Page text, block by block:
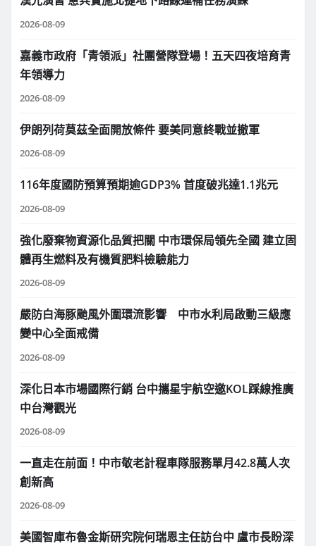
2026-08-09
嘉義市政府「青領派」社團營隊登場！五天四夜培育青
年領導力
2026-08-09
伊朗列荷莫茲全面開放條件 要美同意終戰並撤軍
2026-08-09
116年度國防預算預期逾GDP3% 首度破兆達1.1兆元
2026-08-09
強化廢棄物資源化品質把關 中市環保局領先全國 建立固
體再生燃料及有機質肥料檢驗能力
2026-08-09
嚴防白海豚颱風外圍環流影響 中市水利局啟動三級應
變中心全面戒備
2026-08-09
深化日本市場國際行銷 台中攜星宇航空邀KOL踩線推廣
中台灣觀光
2026-08-09
一直走在前面！中市敬老計程車隊服務單月42.8萬人次
創新高
2026-08-09
美國智庫布魯金斯研究院何瑞恩主任訪台中 盧市長盼深